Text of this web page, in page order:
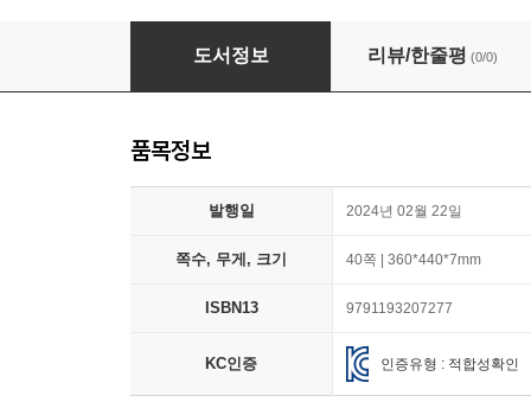
잠이 솔솔 핫초코 (빅북)
도서정보 리뷰/한줄평 (0/0)
품목정보
발행일 2024년 02월 22일
쪽수, 무게, 크기 40쪽 | 360*440*7mm
ISBN13 9791193207277
KC인증 인증유형 : 적합성확인